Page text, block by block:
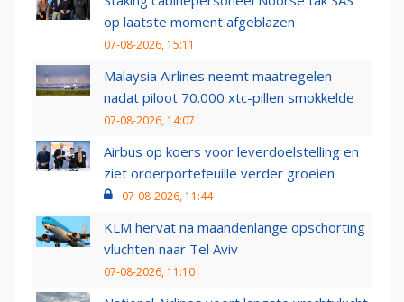
op laatste moment afgeblazen
07-08-2026, 15:11
Malaysia Airlines neemt maatregelen
nadat piloot 70.000 xtc-pillen smokkelde
07-08-2026, 14:07
Airbus op koers voor leverdoelstelling en
ziet orderportefeuille verder groeien
07-08-2026, 11:44
KLM hervat na maandenlange opschorting
vluchten naar Tel Aviv
07-08-2026, 11:10